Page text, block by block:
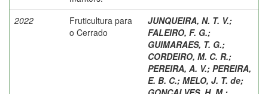
2022
Fruticultura para
o Cerrado
JUNQUEIRA, N. T. V.;
FALEIRO, F. G.;
GUIMARAES, T. G.;
CORDEIRO, M. C. R.;
PEREIRA, A. V.; PEREIRA,
E. B. C.; MELO, J. T. de;